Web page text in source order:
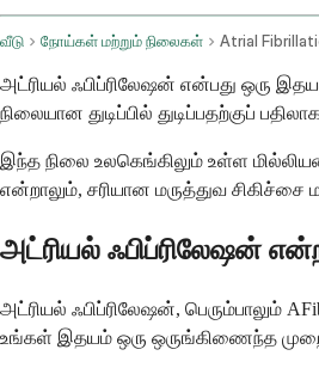
வீடு நோய்கள் மற்றும் நிலைகள் Atrial
அட்ரியல் ஃபிப்ரிலேஷன் என்பது ஒரு
நிலையான துடிப்பில் துடிப்பதற்குப்
இந்த நிலை உலகெங்கிலும் உள்ள
என்றாலும், சரியான மருத்துவ
அட்ரியல் ஃபிப்ரிலேஷன்
அட்ரியல் ஃபிப்ரிலேஷன், பெரும்பாலும்
உங்கள் இதயம் ஒரு ஒருங்கிணைந்த